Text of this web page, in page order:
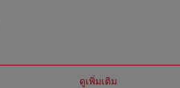
ดูเพิ่มเติม